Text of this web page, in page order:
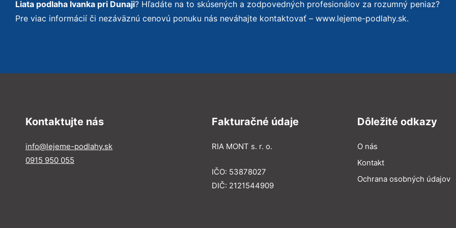
Liata podlaha Ivanka pri Dunaji? Hľadáte na to skúsených a zodpovedných profesionálov za rozumný peniaz?
Pre viac informácií či nezáväznú cenovú ponuku nás neváhajte kontaktovať – www.lejeme-podlahy.sk.
Kontaktujte nás
info@lejeme-podlahy.sk
0915 950 055
Fakturačné údaje
RIA MONT s. r. o.
IČO: 53878027
DIČ: 2121544909
Dôležité odkazy
O nás
Kontakt
Ochrana osobných údajov